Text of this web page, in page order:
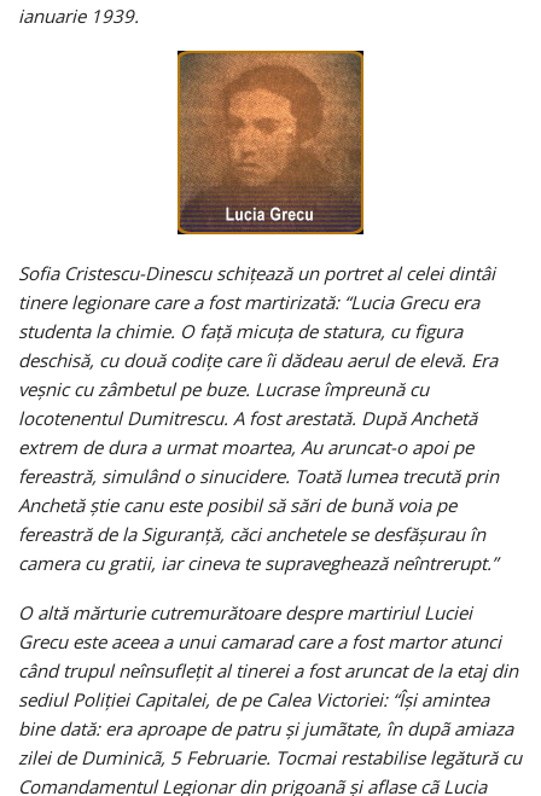
ianuarie 1939.
Sofia Cristescu-Dinescu schiţează un portret al celei dintâi
tinere legionare care a fost martirizată: “Lucia Grecu era
studenta la chimie. O faţă micuţa de statura, cu figura
deschisă, cu două codiţe care îi dădeau aerul de elevă. Era
veşnic cu zâmbetul pe buze. Lucrase împreună cu
locotenentul Dumitrescu. A fost arestată. După Anchetă
extrem de dura a urmat moartea, Au aruncat-o apoi pe
fereastră, simulând o sinucidere. Toată lumea trecută prin
Anchetă ştie canu este posibil să sări de bună voia pe
fereastră de la Siguranţă, căci anchetele se desfăşurau în
camera cu gratii, iar cineva te supraveghează neîntrerupt.”
O altă mărturie cutremurătoare despre martiriul Luciei
Grecu este aceea a unui camarad care a fost martor atunci
când trupul neînsufleţit al tinerei a fost aruncat de la etaj din
sediul Poliţiei Capitalei, de pe Calea Victoriei: “Îşi amintea
bine dată: era aproape de patru şi jumãtate, în dupã amiaza
zilei de Duminicã, 5 Februarie. Tocmai restabilise legătură cu
Comandamentul Legionar din prigoanã şi aflase cã Lucia